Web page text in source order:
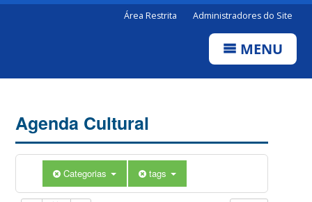
Área Restrita Administradores do Site
MENU
Agenda Cultural
Categorias tags